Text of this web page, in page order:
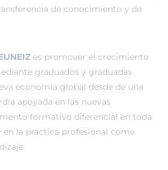
de conocimiento y de
es promover el crecimiento
graduados y graduadas
economía global desde de una
apoyada en las nuevas
formativo diferencial en toda
en la práctica profesional como